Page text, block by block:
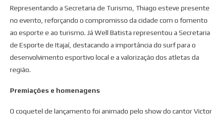
Representando a Secretaria de Turismo, Thiago esteve presente
no evento, reforçando o compromisso da cidade com o fomento
ao esporte e ao turismo. Já Well Batista representou a Secretaria
de Esporte de Itajaí, destacando a importância do surf para o
desenvolvimento esportivo local e a valorização dos atletas da
região.
Premiações e homenagens
O coquetel de lançamento foi animado pelo show do cantor Victor